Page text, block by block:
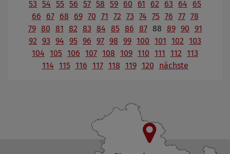
53 54 55 56 57 58 59 60 61 62 63 64
65
66
67 68 69 70 71 72 73 74 75 76 77 78
79 80 81 82 83 84 85 86 87 88 89 90 91
92 93 94 95 96 97 98 99 100 101 102 103
104 105 106 107 108 109 110 111 112 113
114 115 116 117 118 119 120 nächste